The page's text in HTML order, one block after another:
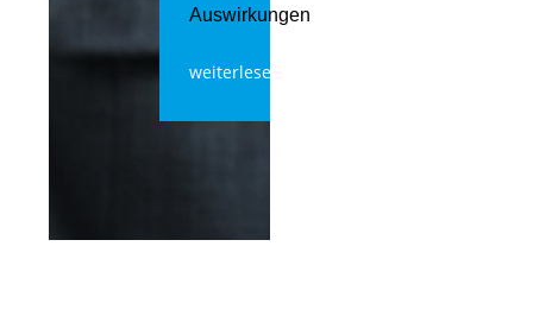
Auswirkungen
weiterlesen